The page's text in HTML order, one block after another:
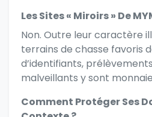
Les Sites « Miroirs » De
Non. Outre leur caractère
terrains de chasse favoris
d’identifiants,
malveillants y sont
Comment Protéger Ses